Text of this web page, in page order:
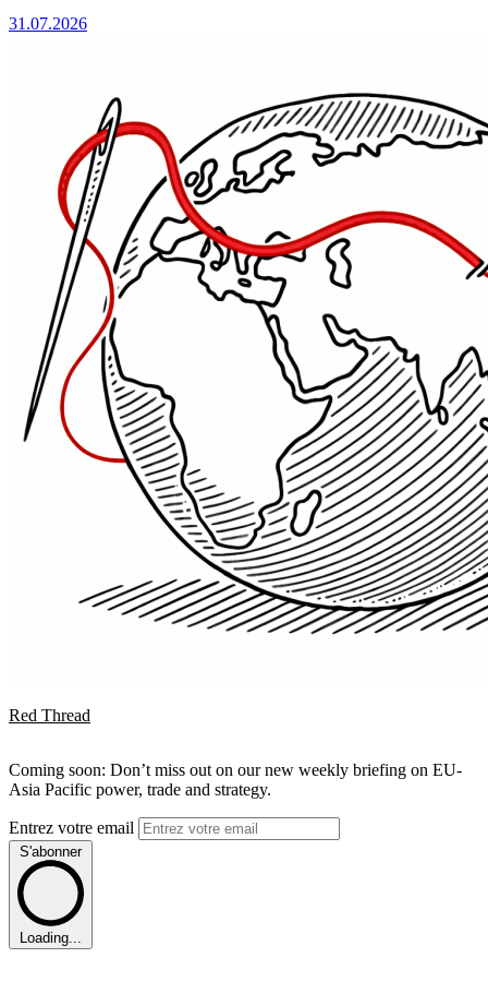
31.07.2026
Red Thread
Coming soon: Don’t miss out on our new weekly briefing on EU-
Asia Pacific power, trade and strategy.
Entrez votre email
S'abonner
Loading...